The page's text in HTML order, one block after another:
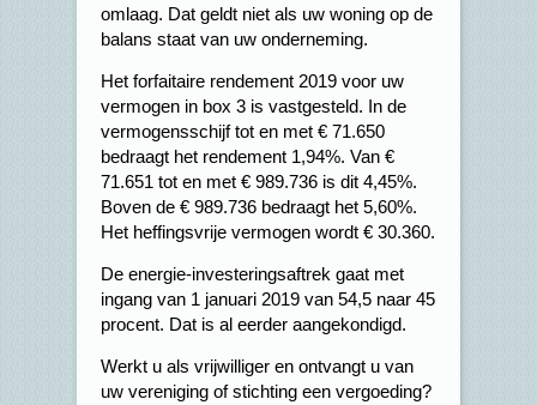
omlaag. Dat geldt niet als uw woning op de
balans staat van uw onderneming.
Het forfaitaire rendement 2019 voor uw
vermogen in box 3 is vastgesteld. In de
vermogensschijf tot en met € 71.650
bedraagt het rendement 1,94%. Van €
71.651 tot en met € 989.736 is dit 4,45%.
Boven de € 989.736 bedraagt het 5,60%.
Het heffingsvrije vermogen wordt € 30.360.
De energie-investeringsaftrek gaat met
ingang van 1 januari 2019 van 54,5 naar 45
procent. Dat is al eerder aangekondigd.
Werkt u als vrijwilliger en ontvangt u van
uw vereniging of stichting een vergoeding?